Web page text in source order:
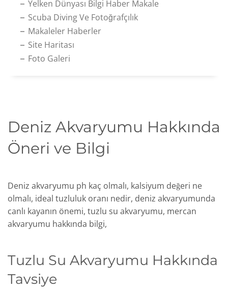
Yelken Dünyası Bilgi Haber Makale
Scuba Diving Ve Fotoğrafçılık
Makaleler Haberler
Site Haritası
Foto Galeri
Deniz Akvaryumu Hakkında
Öneri ve Bilgi
Deniz akvaryumu ph kaç olmalı, kalsiyum değeri ne
olmalı, ideal tuzluluk oranı nedir, deniz akvaryumunda
canlı kayanın önemi, tuzlu su akvaryumu, mercan
akvaryumu hakkında bilgi,
Tuzlu Su Akvaryumu Hakkında
Tavsiye